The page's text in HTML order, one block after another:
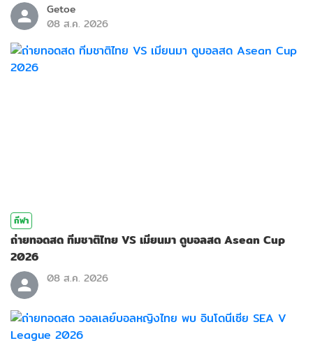
Getoe
08 ส.ค. 2026
กีฬา
ถ่ายทอดสด ทีมชาติไทย VS เมียนมา ดูบอลสด Asean Cup
2026
08 ส.ค. 2026